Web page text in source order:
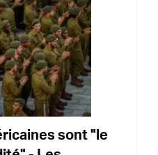
sont "le